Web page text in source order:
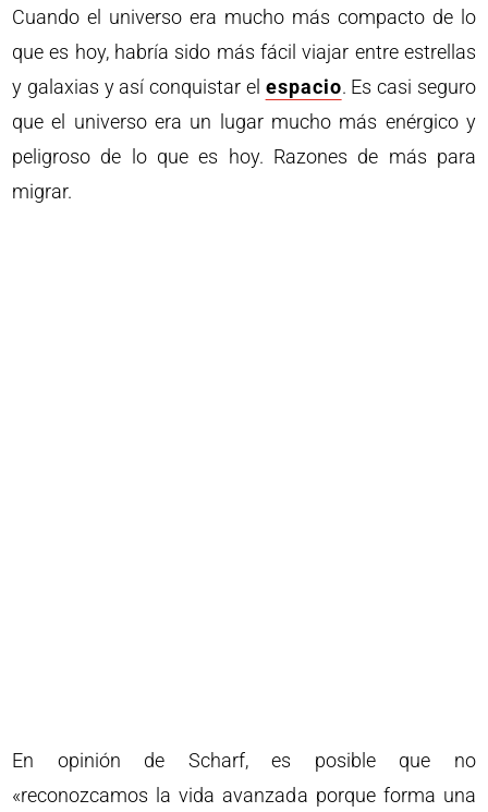
Cuando el universo era mucho más compacto de lo
que es hoy, habría sido más fácil viajar entre estrellas
y galaxias y así conquistar el espacio. Es casi seguro
que el universo era un lugar mucho más enérgico y
peligroso de lo que es hoy. Razones de más para
migrar.
En opinión de Scharf, es posible que no
«reconozcamos la vida avanzada porque forma una